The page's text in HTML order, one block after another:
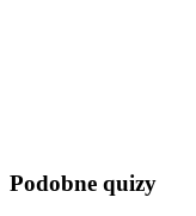
Podobne quizy